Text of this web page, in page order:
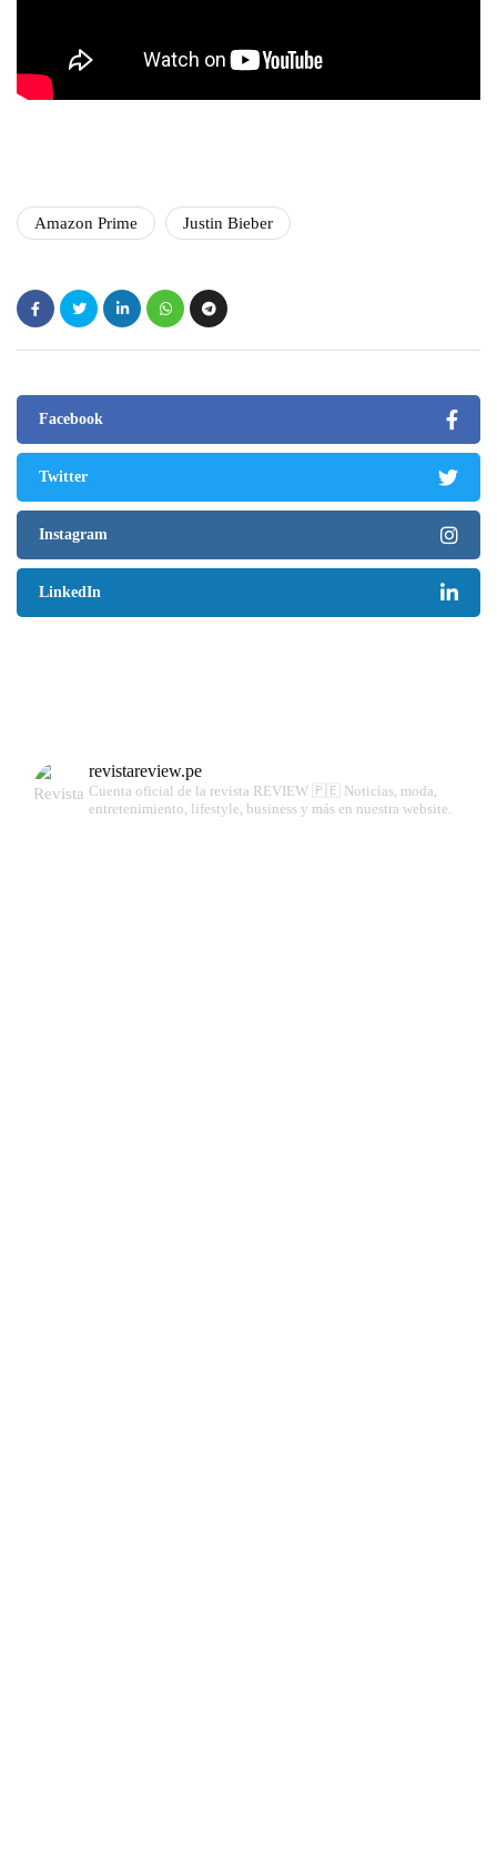
Amazon Prime Justin Bieber
Facebook
Twitter
Instagram
LinkedIn
revistareview.pe
Cuenta oficial de la revista REVIEW 🇵🇪 Noticias, moda,
entretenimiento, lifestyle, business y más en nuestra website.